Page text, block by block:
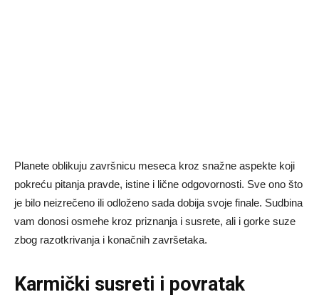
Planete oblikuju završnicu meseca kroz snažne aspekte koji
pokreću pitanja pravde, istine i lične odgovornosti. Sve ono što
je bilo neizrečeno ili odloženo sada dobija svoje finale. Sudbina
vam donosi osmehe kroz priznanja i susrete, ali i gorke suze
zbog razotkrivanja i konačnih završetaka.
Karmički susreti i povratak